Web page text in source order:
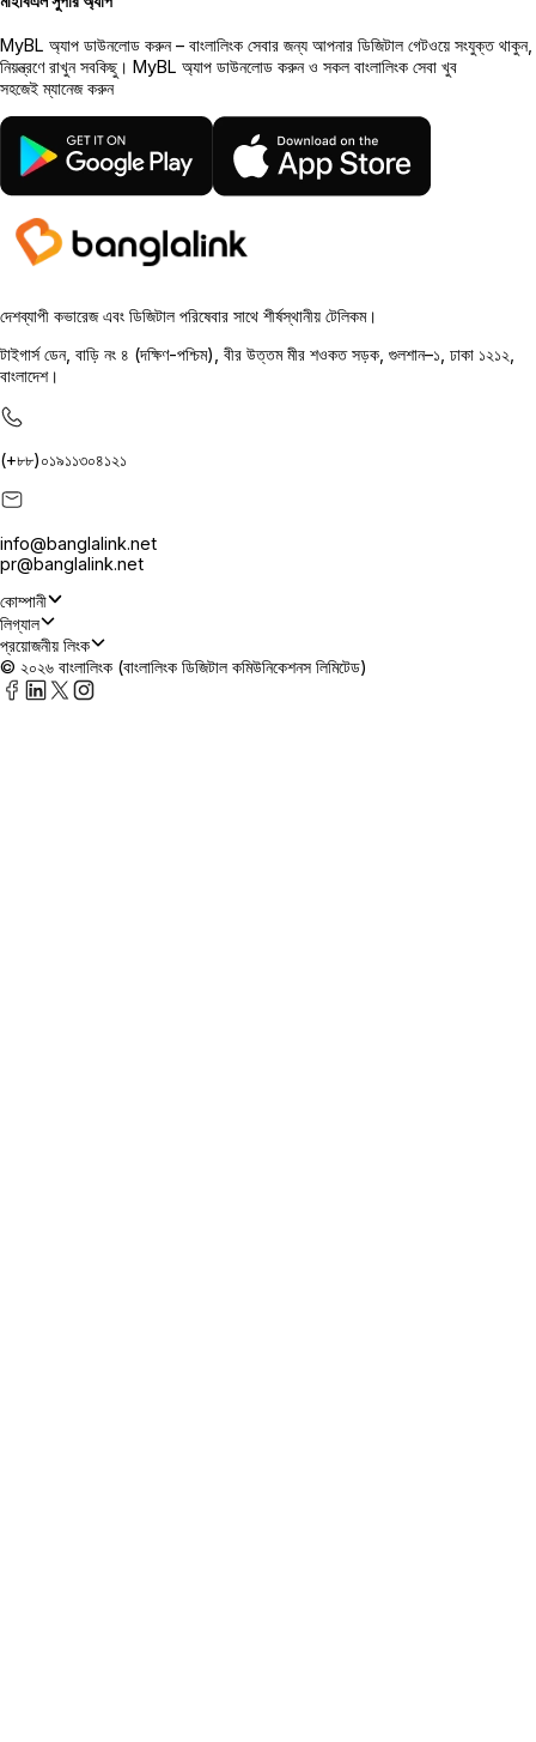
MyBL অ্যাপ ডাউনলোড করুন – বাংলালিংক সেবার জন্য আপনার ডিজিটাল গেটওয়ে সংযুক্ত থাকুন,
নিয়ন্ত্রণে রাখুন সবকিছু। MyBL অ্যাপ ডাউনলোড করুন ও সকল বাংলালিংক সেবা খুব
সহজেই ম্যানেজ করুন
দেশব্যাপী কভারেজ এবং ডিজিটাল পরিষেবার সাথে শীর্ষস্থানীয় টেলিকম।
টাইগার্স ডেন, বাড়ি নং ৪ (দক্ষিণ-পশ্চিম), বীর উত্তম মীর শওকত সড়ক, গুলশান–১, ঢাকা ১২১২,
বাংলাদেশ।
(+৮৮)০১৯১১৩০৪১২১
info@banglalink.net
pr@banglalink.net
কোম্পানী
লিগ্যাল
প্রয়োজনীয় লিংক
© ২০২৬ বাংলালিংক (বাংলালিংক ডিজিটাল কমিউনিকেশনস লিমিটেড)